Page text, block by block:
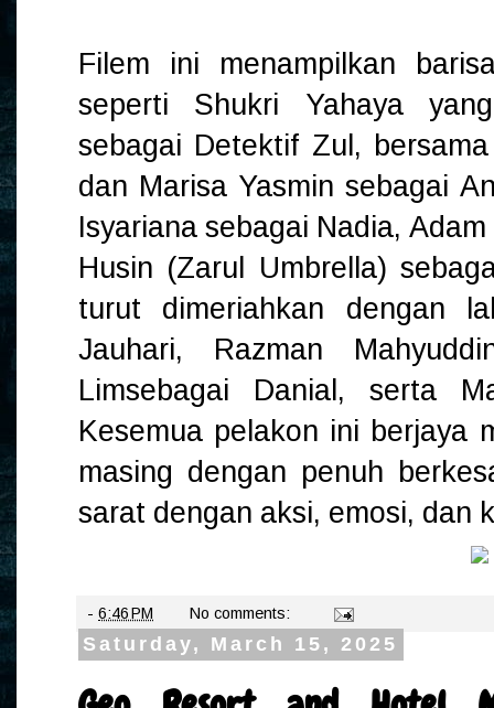
Filem ini menampilkan
seperti Shukri Yahaya
sebagai Detektif Zul,
dan Marisa Yasmin sebagai
Isyariana sebagai Nadia,
Husin (Zarul Umbrella)
turut dimeriahkan dengan
Jauhari, Razman
Limsebagai Danial, serta
Kesemua pelakon ini berjaya
masing dengan penuh
sarat dengan aksi, emosi, dan
- 6:46 PM No comments:
Saturday, March 15, 2025